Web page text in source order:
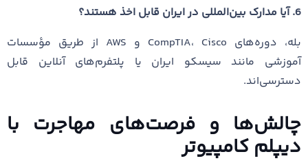
6. آیا مدارک بین‌المللی در ایران قابل اخذ هستند؟
بله، دوره‌های CompTIA، Cisco و AWS از طریق مؤسسات
آموزشی مانند سیسکو ایران یا پلتفرم‌های آنلاین قابل
دسترسی‌اند.
چالش‌ها و فرصت‌های مهاجرت با
دیپلم کامپیوتر